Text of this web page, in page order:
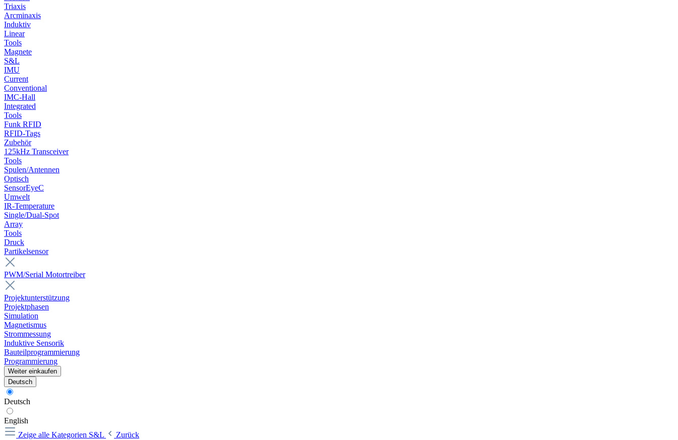
Triaxis
Arcminaxis
Induktiv
Linear
Tools
Magnete
S&L
IMU
Current
Conventional
IMC-Hall
Integrated
Tools
Funk RFID
RFID-Tags
Zubehör
125kHz Transceiver
Tools
Spulen/Antennen
Optisch
SensorEyeC
Umwelt
IR-Temperature
Single/Dual-Spot
Array
Tools
Druck
Partikelsensor
PWM/Serial Motortreiber
Projektunterstützung
Projektphasen
Simulation
Magnetismus
Strommessung
Induktive Sensorik
Bauteilprogrammierung
Programmierung
Weiter einkaufen
Deutsch
Deutsch
English
Zeige alle Kategorien S&L
Zurück